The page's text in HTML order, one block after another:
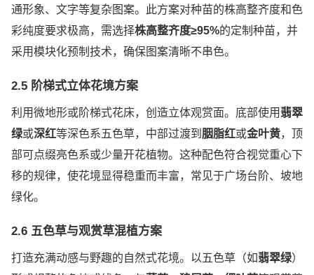
通形象、文字等复杂图案。此方案对种苗的株高整齐度和色
彩纯度要求极高，需选择株高整齐度≥95%的定制种苗，并
采用模块化预制技术，确保图案清晰不串色。
2.5 阶梯式立体花境方案
利用微地形或阶梯式花床，创造立体观赏面。底部使用 翡翠
绿或深红等深色系五色草，中部过渡到 胭脂红或金叶黄，顶
部可点缀亮色系或少量开花植物。这种配色符合视觉重心下
移的规律，使花境显得稳重而丰富，常见于广场台阶、坡地
绿化。
2.6 五色草与观赏草混植方案
打造充满动感与野趣的自然式花境。以五色草（如翡翠绿）